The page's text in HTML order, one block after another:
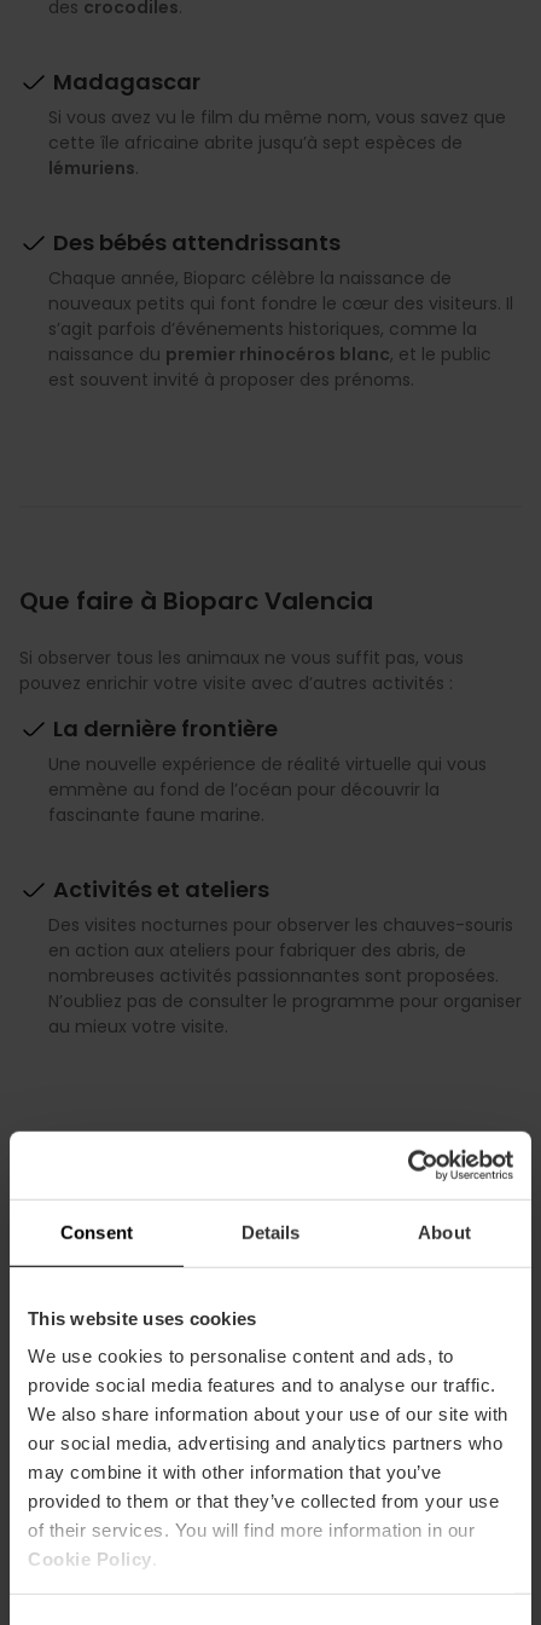
Consent Details About
This website uses cookies
We use cookies to personalise content and ads, to
provide social media features and to analyse our traffic.
We also share information about your use of our site with
our social media, advertising and analytics partners who
may combine it with other information that you’ve
provided to them or that they’ve collected from your use
of their services. You will find more information in our
Cookie Policy
des crocodiles.
Madagascar
Si vous avez vu le film du même nom, vous savez que
cette île africaine abrite jusqu’à sept espèces de
lémuriens.
Des bébés attendrissants
Chaque année, Bioparc célèbre la naissance de
nouveaux petits qui font fondre le cœur des visiteurs. Il
s’agit parfois d’événements historiques, comme la
naissance du premier rhinocéros blanc, et le public
est souvent invité à proposer des prénoms.
Que faire à Bioparc Valencia
Si observer tous les animaux ne vous suffit pas, vous
pouvez enrichir votre visite avec d’autres activités :
La dernière frontière
Une nouvelle expérience de réalité virtuelle qui vous
emmène au fond de l’océan pour découvrir la
fascinante faune marine.
Activités et ateliers
Des visites nocturnes pour observer les chauves-souris
en action aux ateliers pour fabriquer des abris, de
nombreuses activités passionnantes sont proposées.
N’oubliez pas de consulter le programme pour organiser
au mieux votre visite.
Informations pratiques
Horaire
Le Bioparc est ouvert tous les jours et les horaires
dépendront des heures d’ensoleillement de
chaque époque de l’année. Les guichets seront
ouverts de 9h30 à une heure avant la fermeture
du Bioparc.
Hiver et automne
Été et printemps: de 10h à 20h